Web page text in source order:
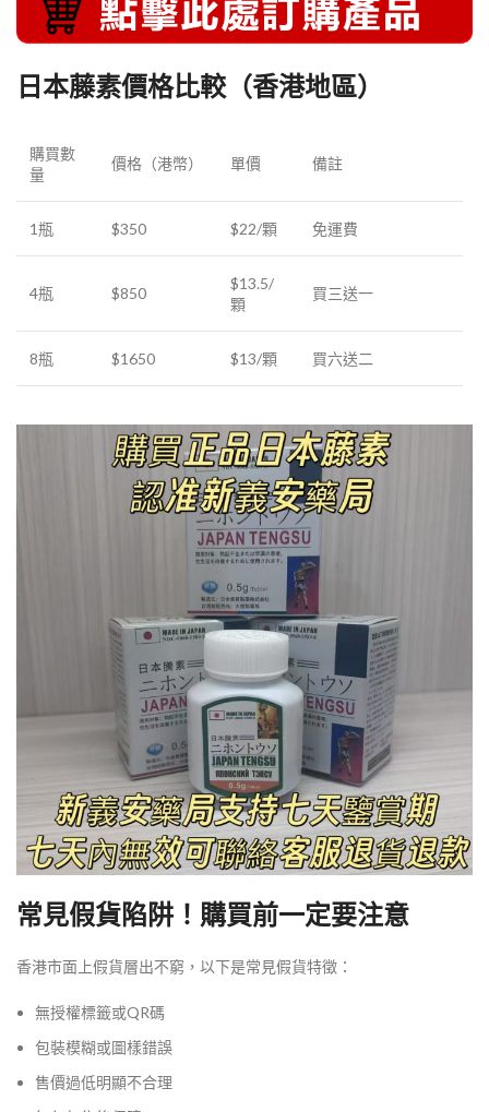
日本藤素價格比較（香港地區）
購買數
量
價格（港幣） 單價 備註
1瓶 $350 $22/顆 免運費
4瓶 $850
$13.5/
顆
買三送一
8瓶 $1650 $13/顆 買六送二
常見假貨陷阱！購買前一定要注意
香港市面上假貨層出不窮，以下是常見假貨特徵：
無授權標籤或QR碼
包裝模糊或圖樣錯誤
售價過低明顯不合理